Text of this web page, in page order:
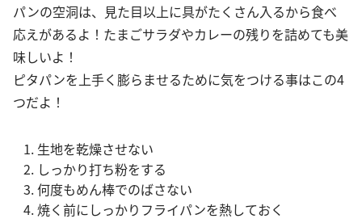
パンの空洞は、見た目以上に具がたくさん入るから食べ
応えがあるよ！たまごサラダやカレーの残りを詰めても美
味しいよ！
ピタパンを上手く膨らませるために気をつける事はこの4
つだよ！
生地を乾燥させない
しっかり打ち粉をする
何度もめん棒でのばさない
焼く前にしっかりフライパンを熱しておく